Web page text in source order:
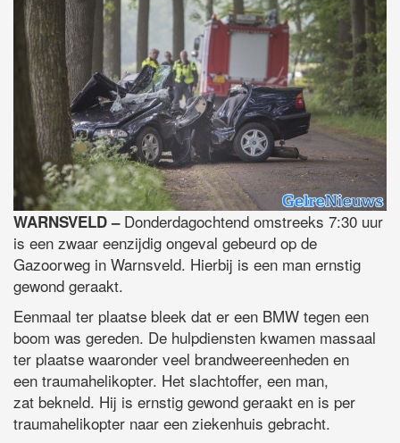
WARNSVELD –Donderdagochtend omstreeks 7:30 uur
is een zwaar eenzijdig ongeval gebeurd op de
Gazoorweg in Warnsveld. Hierbij is een man ernstig
gewond geraakt.
Eenmaal ter plaatse bleek dat er een BMW tegen een
boom was gereden. De hulpdiensten kwamen massaal
ter plaatse waaronder veel brandweereenheden en
een traumahelikopter. Het slachtoffer, een man,
zat bekneld. Hij is ernstig gewond geraakt en is per
traumahelikopter naar een ziekenhuis gebracht.